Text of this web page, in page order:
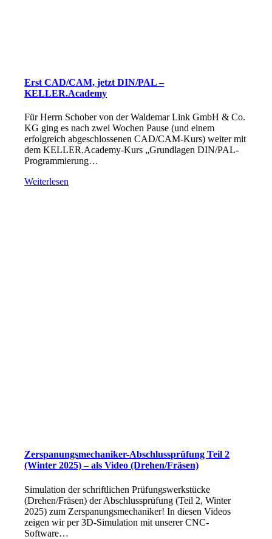
Erst CAD/CAM, jetzt DIN/PAL –
KELLER.Academy
Für Herrn Schober von der Waldemar Link GmbH & Co.
KG ging es nach zwei Wochen Pause (und einem
erfolgreich abgeschlossenen CAD/CAM-Kurs) weiter mit
dem KELLER.Academy-Kurs „Grundlagen DIN/PAL-
Programmierung…
Weiterlesen
Zerspanungsmechaniker-Abschlussprüfung Teil 2
(Winter 2025) – als Video (Drehen/Fräsen)
Simulation der schriftlichen Prüfungswerkstücke
(Drehen/Fräsen) der Abschlussprüfung (Teil 2, Winter
2025) zum Zerspanungsmechaniker! In diesen Videos
zeigen wir per 3D-Simulation mit unserer CNC-
Software…